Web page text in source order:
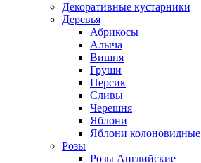
Декоративные кустарники
Деревья
Абрикосы
Алыча
Вишня
Груши
Персик
Сливы
Черешня
Яблони
Яблони колоновидные
Розы
Розы Английские